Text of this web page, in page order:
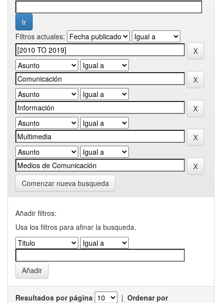
Filtros actuales:
Comenzar nueva busqueda
Añadir filtros:
Usa los filtros para afinar la busqueda.
Resultados por página | Ordenar por